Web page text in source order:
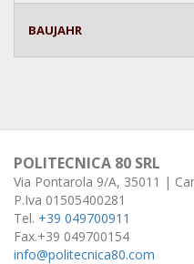
BAUJAHR
POLITECNICA 80 SRL
Via Pontarola 9/A, 35011 |
P.Iva 01505400281
Tel. +39 049700911
Fax.+39 049700154
info@politecnica80.com